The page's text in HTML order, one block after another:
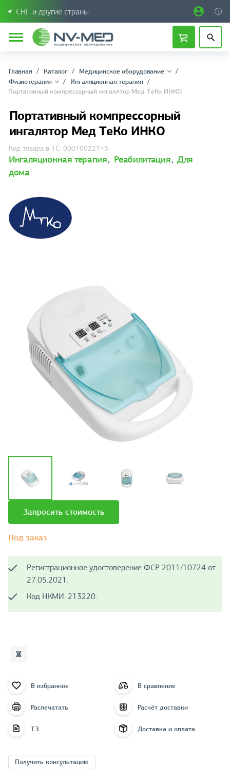
СНГ и другие страны
Главная Каталог
Медицинское оборудование
Физиотерапия
Ингаляционная терапия
Портативный компрессорный ингалятор Мед ТеКо ИНКО
Портативный компрессорный
ингалятор Мед ТеКо ИНКО
Код товара в 1С: 00010022745
Ингаляционная терапия, Реабилитация, Для
дома
Запросить стоимость
Под заказ
Регистрационное удостоверение ФСР 2011/10724 от
27.05.2021.
Код НКМИ: 213220.
В избранное В сравнение
Распечатать Расчёт доставки
ТЗ Доставка и оплата
Получить консультацию